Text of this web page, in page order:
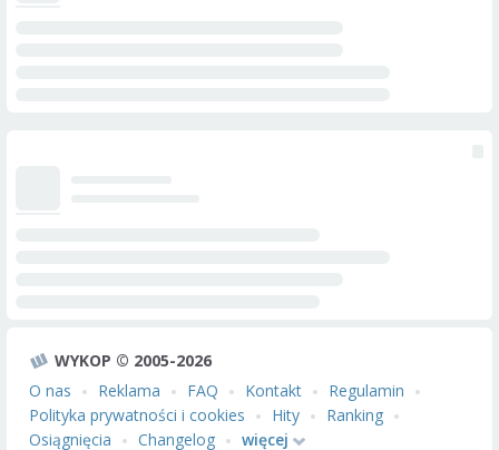
WYKOP © 2005-2026
O nas
Reklama FAQ Kontakt
Regulamin
Polityka prywatności i cookies
Hity
Ranking
Osiągnięcia
Changelog więcej